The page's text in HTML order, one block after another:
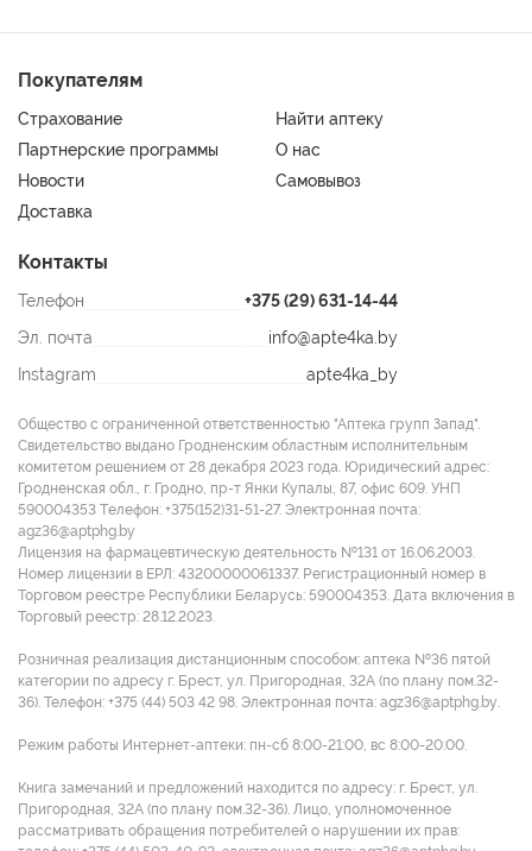
Покупателям
Страхование
Найти аптеку
Партнерские программы
О нас
Новости
Самовывоз
Доставка
Контакты
Телефон
+375 (29) 631-14-44
Эл. почта
info@apte4ka.by
Instagram
apte4ka_by
Общество с ограниченной ответственностью "Аптека групп Запад".
Свидетельство выдано Гродненским областным исполнительным
комитетом решением от 28 декабря 2023 года. Юридический адрес:
Гродненская обл., г. Гродно, пр-т Янки Купалы, 87, офис 609. УНП
590004353 Tелефон: +375(152)31-51-27. Электронная почта:
agz36@aptphg.by
Лицензия на фармацевтическую деятельность №131 от 16.06.2003.
Номер лицензии в ЕРЛ: 43200000061337. Регистрационный номер в
Торговом реестре Республики Беларусь: 590004353. Дата включения в
Торговый реестр: 28.12.2023.
Розничная реализация дистанционным способом: аптека №36 пятой
категории по адресу г. Брест, ул. Пригородная, 32А (по плану пом.32-
36). Телефон: +375 (44) 503 42 98. Электронная почта: agz36@aptphg.by.
Режим работы Интернет-аптеки: пн-сб 8:00-21:00, вс 8:00-20:00.
Книга замечаний и предложений находится по адресу: г. Брест, ул.
Пригородная, 32А (по плану пом.32-36). Лицо, уполномоченное
рассматривать обращения потребителей о нарушении их прав: